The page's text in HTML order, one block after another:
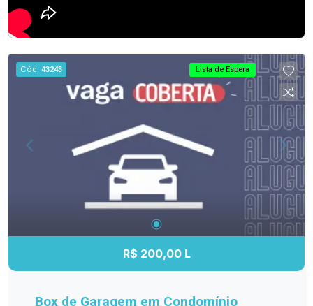
Lista de Espera
Cód. 43243
R$ 200,00 L
Box de Garagem em Condomínio